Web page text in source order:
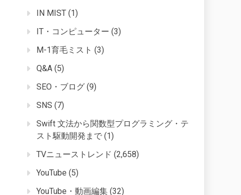
IN MIST (1)
IT・コンピューター (3)
M-1育毛ミスト (3)
Q&A (5)
SEO・ブログ (9)
SNS (7)
Swift 文法から関数型プログラミング・テ
スト駆動開発まで (1)
TVニューストレンド (2,658)
YouTube (5)
YouTube・動画編集 (32)